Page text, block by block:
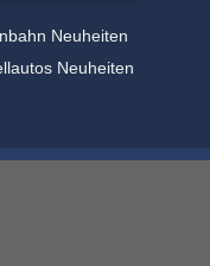
Neuheiten
Neuheiten